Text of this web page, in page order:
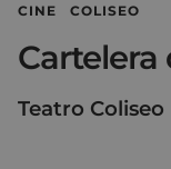
CINE COLISEO
Cartelera
Teatro Coliseo